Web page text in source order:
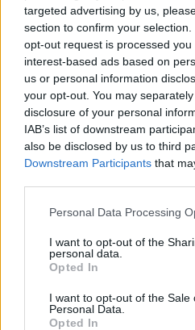
targeted advertising by us,
section to confirm your
opt-out request is processed
interest-based ads based on
us or personal information
your opt-out. You may
disclosure of your personal
IAB’s list of downstream
also be disclosed by us to third
Downstream Participants that
Please note that this website/
not limited to your visit or usage
grant or deny consent to Google
use your data for below
consent section.
Personal Data Processing
I want to opt-out of the
personal data.
Opted In
I want to opt-out of the Sale
Personal Data.
Opted In
iniziative come ilPremio Zayed
cruciale nel promuovere il
culture diverse. Non è
partecipanti non solo celebrino i
anche nuove idee e pratiche
per tutti? La strada è lunga, ma
differenza.
AiAdhubMedia
Continua a leggere